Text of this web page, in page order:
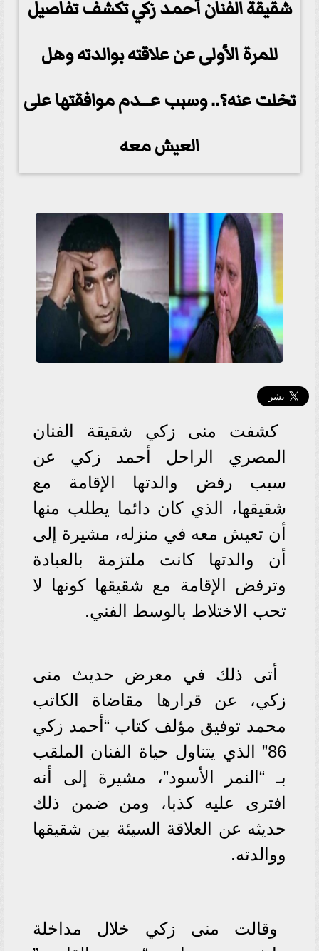
شقيقة الفنان أحمد زكي تكشف تفاصيل
للمرة الأولى عن علاقته بوالدته وهل
تخلت عنه؟.. وسبب عـــدم موافقتها على
العيش معه
كشفت منى زكي شقيقة الفنان
المصري الراحل أحمد زكي عن
سبب رفض والدتها الإقامة مع
شقيقها، الذي كان دائما يطلب منها
أن تعيش معه في منزله، مشيرة إلى
أن والدتها كانت ملتزمة بالعبادة
وترفض الإقامة مع شقيقها كونها لا
تحب الاختلاط بالوسط الفني.
أتى ذلك في معرض حديث منى
زكي، عن قرارها مقاضاة الكاتب
محمد توفيق مؤلف كتاب “أحمد زكي
86” الذي يتناول حياة الفنان الملقب
بـ “النمر الأسود”، مشيرة إلى أنه
افترى عليه كذبا، ومن ضمن ذلك
حديثه عن العلاقة السيئة بين شقيقها
ووالدته.
وقالت منى زكي خلال مداخلة